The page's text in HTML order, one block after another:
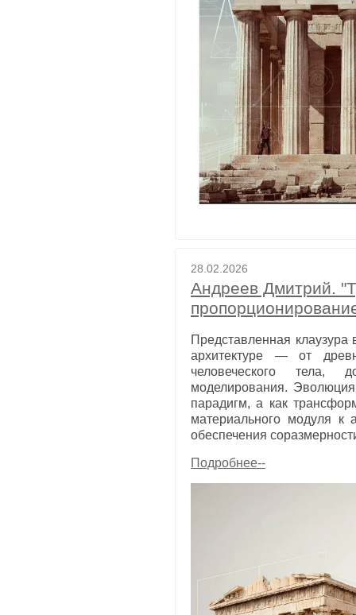
28.02.2026
Андреев Дмитрий.
Представленная клаузура
архитектуре — от
человеческого тела,
моделирования. Эволюция
парадигм, а как
материального модуля к
обеспечения
Подробнее--